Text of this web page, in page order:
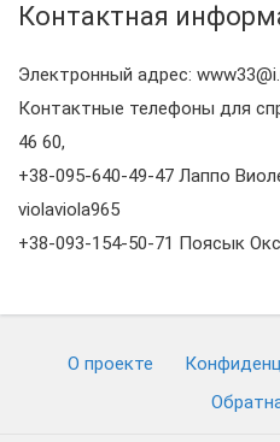
Контактная
Электронный адрес:
Контактные телефоны для
46 60,
+38-095-640-49-47 Лаппо
violaviola965
+38-093-154-50-71 Поясык
О проекте